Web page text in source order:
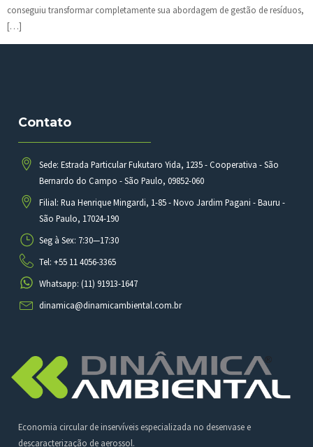
conseguiu transformar completamente sua abordagem de gestão de resíduos,
[…]
Economia circular de inservíveis especializada no desenvase e
descaracterização de aerossol.
Contato
Sede: Estrada Particular Fukutaro Yida, 1235 - Cooperativa - São
Bernardo do Campo - São Paulo, 09852-060
Filial: Rua Henrique Mingardi, 1-85 - Novo Jardim Pagani - Bauru -
São Paulo, 17024-190
Seg à Sex: 7:30—17:30
Tel: +55 11 4056-3365
Whatsapp: (11) 91913-1647
dinamica@dinamicambiental.com.br